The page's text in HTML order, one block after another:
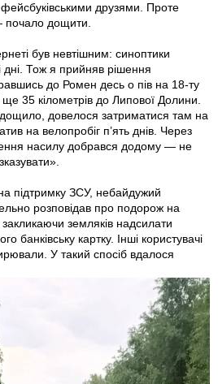
фейсбуківськими друзями. Проте
почало дощити.
був невтішним: синоптики
дні. Тож я прийняв рішення
до Ромен десь о пів на 18-ту
35 кілометрів до Липової Долини.
довелося затриматися там на
на велопробіг п’ять днів. Через
насилу добрався додому — не
підтримку ЗСУ, небайдужий
розповідав про подорож на
закликаючи земляків надсилати
банківську картку. Інші користувачі
У такий спосіб вдалося